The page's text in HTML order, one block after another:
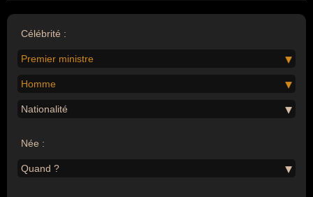
Célébrité :
Premier ministre
Homme
Nationalité
Née :
Quand ?